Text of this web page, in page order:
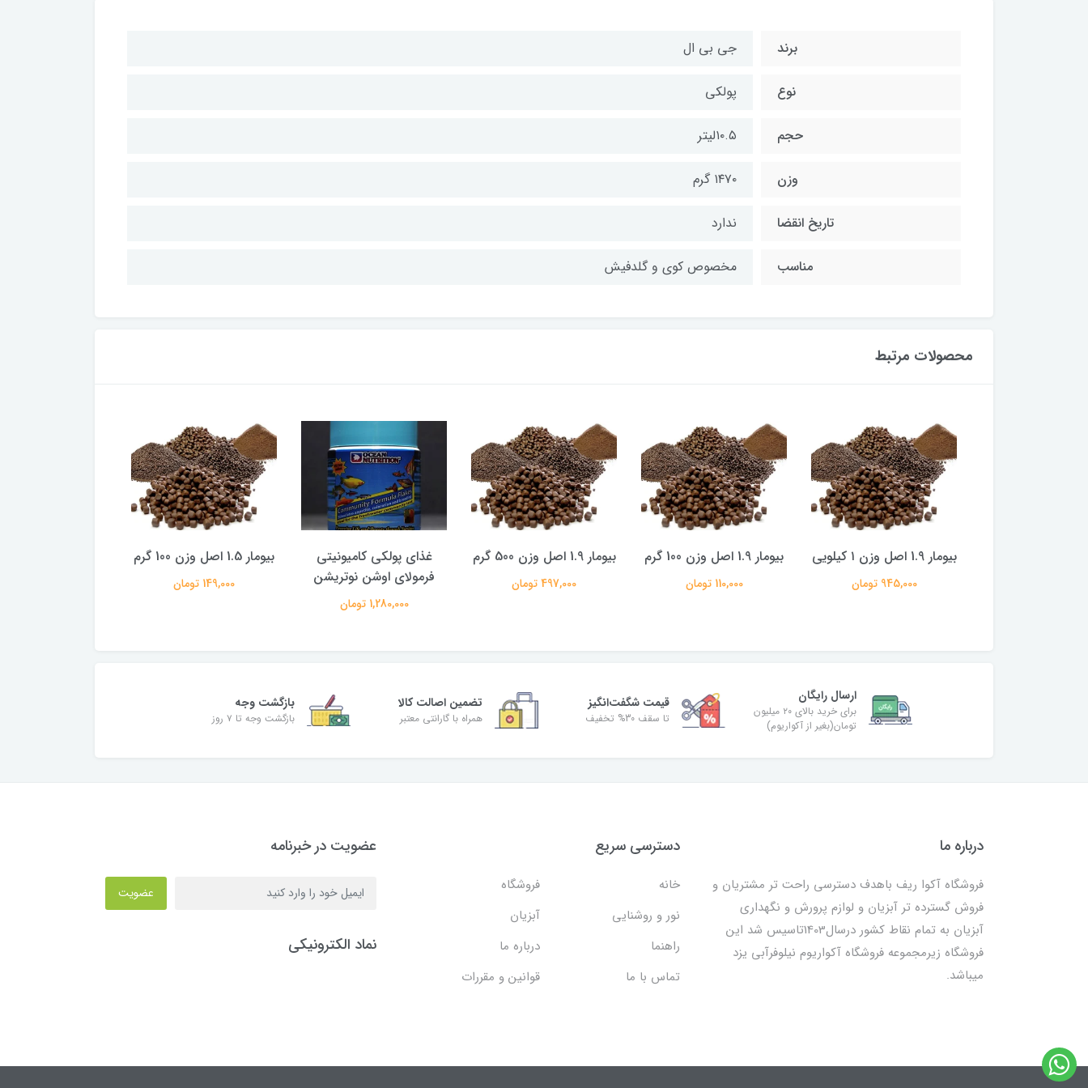
برند جی بی ال
نوع پولکی
حجم ۱۰.۵لیتر
وزن ۱۴۷۰ گرم
تاریخ انقضا ندارد
مناسب مخصوص کوی و گلدفیش
محصولات مرتبط
بیومار 1.9 اصل وزن ۱ کیلویی
945,000 تومان
بیومار 1.9 اصل وزن 100 گرم
110,000 تومان
بیومار 1.9 اصل وزن 500 گرم
497,000 تومان
غذای پولکی کامیونیتی
فرمولای اوشن نوتریشن
1,280,000 تومان
بیومار 1.5 اصل وزن 100 گرم
149,000 تومان
ارسال رایگان
برای خرید بالای ۲۰ میلیون
تومان(بغیر از آکواریوم)
قیمت شگفت‌انگیز
تا سقف 30% تخفیف
تضمین اصالت کالا
همراه با گارانتی معتبر
بازگشت وجه
بازگشت وجه تا ۷ روز
درباره ما
فروشگاه آکوا ریف باهدف دسترسی راحت تر مشتریان و
فروش گسترده تر آبزیان و لوازم پرورش و نگهداری
آبزیان به تمام نقاط کشور درسال1403تاسیس شد این
فروشگاه زیرمجموعه فروشگاه آکواریوم نیلوفرآبی یزد
میباشد.
دسترسی سریع
خانه
فروشگاه
نور و روشنایی
آبزیان
راهنما
درباره ما
تماس با ما
قوانین و مقررات
عضویت در خبرنامه
عضویت
نماد الکترونیکی